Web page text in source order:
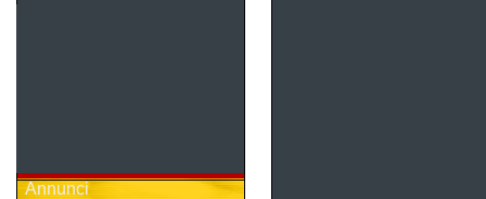
Annunci